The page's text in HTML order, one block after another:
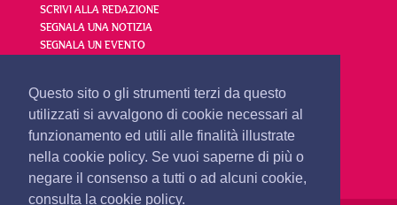
Questo sito o gli strumenti terzi da questo
utilizzati si avvalgono di cookie necessari al
funzionamento ed utili alle finalità illustrate
nella cookie policy. Se vuoi saperne di più o
negare il consenso a tutti o ad alcuni cookie,
consulta la cookie policy.
SCRIVI ALLA REDAZIONE
SEGNALA UNA NOTIZIA
SEGNALA UN EVENTO
redazione@olbianotizie.it